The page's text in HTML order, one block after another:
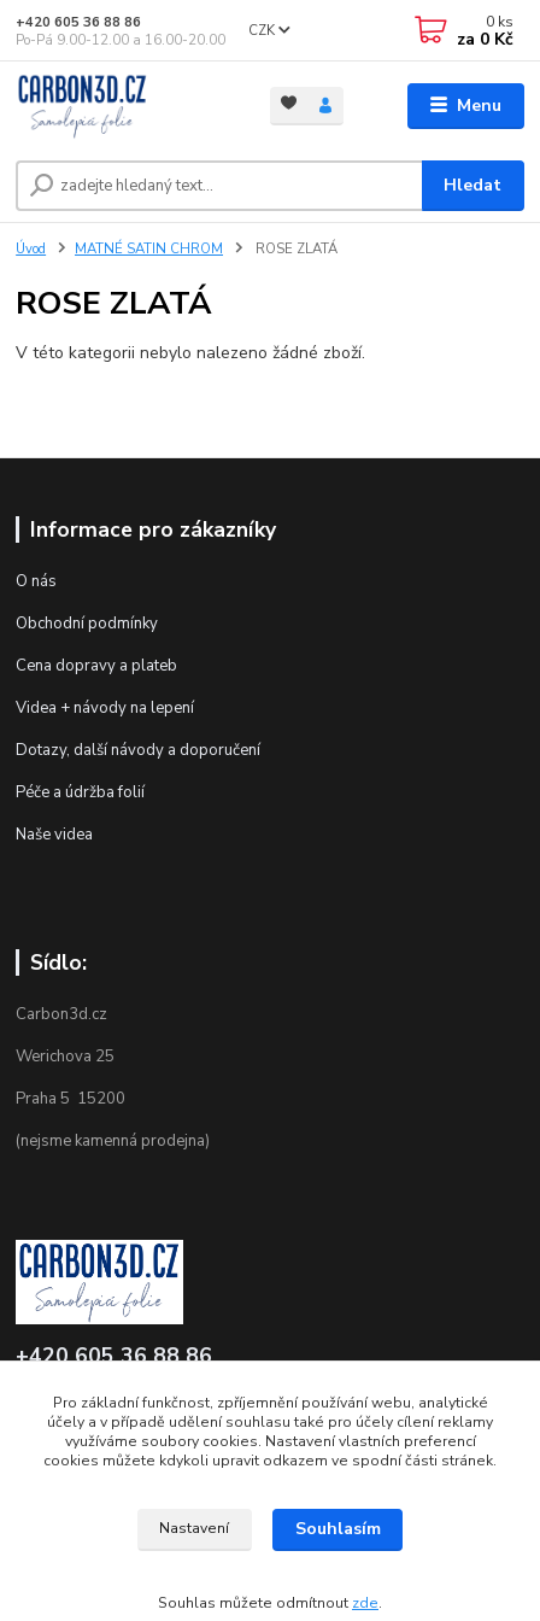
Menu
CZK
Hledat
+420 605 36 88 86
Po-Pá 9.00-12.00 a 16.00-20.00
0 ks
za 0 Kč
Úvod MATNÉ SATIN CHROM ROSE ZLATÁ
ROSE ZLATÁ
V této kategorii nebylo nalezeno žádné zboží.
Informace pro zákazníky
O nás
Obchodní podmínky
Cena dopravy a plateb
Videa + návody na lepení
Dotazy, další návody a doporučení
Péče a údržba folií
Naše videa
Sídlo:
Carbon3d.cz
Werichova 25
Praha 5 15200
(nejsme kamenná prodejna)
+420 605 36 88 86
info@carbon3d.cz
© Copyright 2011-2026 www.carbon3d.cz
Pro základní funkčnost, zpříjemnění používání webu, analytické
účely a v případě udělení souhlasu také pro účely cílení reklamy
využíváme soubory cookies. Nastavení vlastních preferencí
cookies můžete kdykoli upravit odkazem ve spodní části stránek.
Nastavení Souhlasím
Souhlas můžete odmítnout zde.